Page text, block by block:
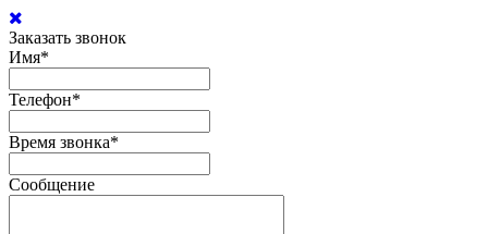
Заказать звонок
Имя*
Телефон*
Время звонка*
Сообщение